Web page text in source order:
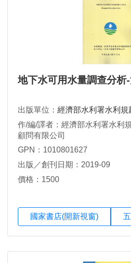
地下水可用水量調查分析
出版單位： 經濟部水利署水利規
作/編/譯者：經濟部水利署水利
顧問有限公司
GPN：1010801627
出版／創刊日期：2019-09
價格：1500
國家書店(開新視窗)